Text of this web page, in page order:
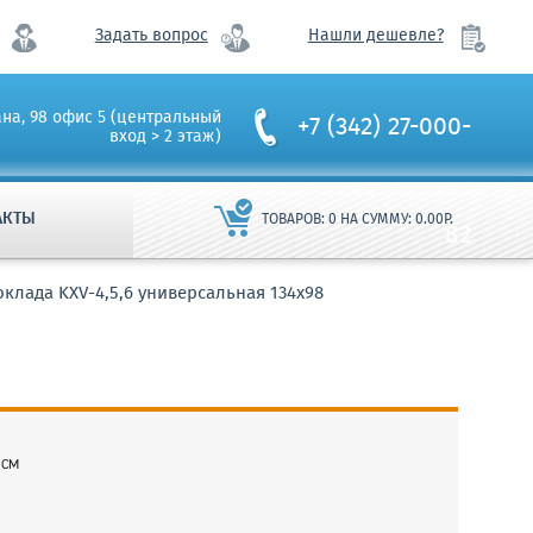
Задать вопрос Нашли дешевле?
98 офис 5 (центральный
вход > 2 этаж) +7 (342) 27-000-
82
ТОВАРОВ:0 НА СУММУ:0.00Р.
KXV-4,5,6 универсальная 134х98